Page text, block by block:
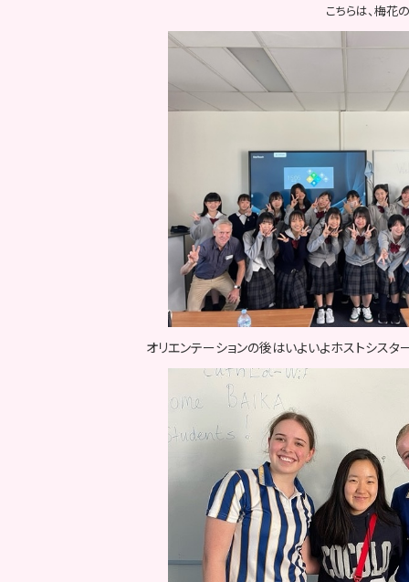
こちらは、梅花
オリエンテーションの後はいよいよホストシスタ